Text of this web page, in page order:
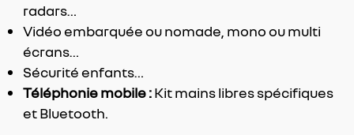
radars…
Vidéo embarquée ou nomade, mono ou multi
écrans…
Sécurité enfants…
Téléphonie mobile :Kit mains libres spécifiques
et Bluetooth.